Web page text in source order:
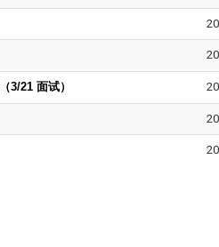
（3/21 面试）